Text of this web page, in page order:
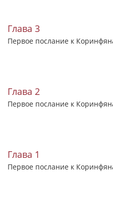
Глава 3
Первое послание к
Глава 2
Первое послание к
Глава 1
Первое послание к